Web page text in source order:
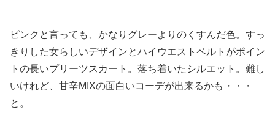
ピンクと言っても、かなりグレーよりのくすんだ色。すっ
きりした女らしいデザインとハイウエストベルトがポイン
トの長いプリーツスカート。落ち着いたシルエット。難し
いけれど、甘辛MIXの面白いコーデが出来るかも・・・
と。